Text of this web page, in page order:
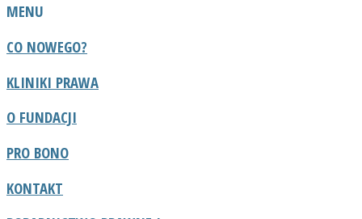
MENU
CO NOWEGO?
KLINIKI PRAWA
O FUNDACJI
PRO BONO
KONTAKT